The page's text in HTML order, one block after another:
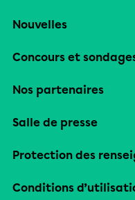
Nouvelles
Concours et
Nos partenaires
Salle de presse
Protection des
Conditions